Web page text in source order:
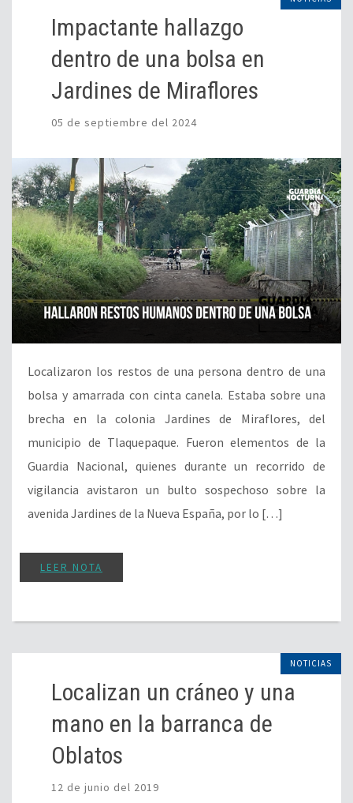
Impactante hallazgo
dentro de una bolsa en
Jardines de Miraflores
05 de septiembre del 2024
Localizaron los restos de una persona dentro de una
bolsa y amarrada con cinta canela. Estaba sobre una
brecha en la colonia Jardines de Miraflores, del
municipio de Tlaquepaque. Fueron elementos de la
Guardia Nacional, quienes durante un recorrido de
vigilancia avistaron un bulto sospechoso sobre la
avenida Jardines de la Nueva España, por lo […]
LEER NOTA
NOTICIAS
Localizan un cráneo y una
mano en la barranca de
Oblatos
12 de junio del 2019